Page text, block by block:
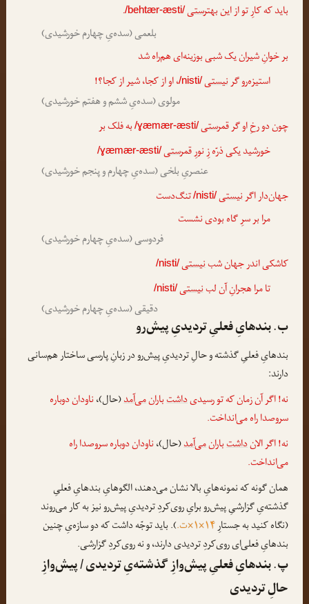
باید که کارِ تو از این بهترستی/behtær-æsti/
.
بلعمی (سده‌یِ چهارم خورشیدی)
بر خوانِ شیران یک شبی بوزینه‌ای هم‌راه شد
استیزه‌رو گرنیستی /nisti/، او از کجا، شیر از کجا؟!
مولوی (سده‌یِ ششم و هفتم خورشیدی)
چون دو رخِ او گر قمرستی/ɣæmær-æsti/به فلک بر
خورشید یکی ذرّه زِ نورِ قمرستی /ɣæmær-æsti/
عنصریِ بلخی (سده‌یِ چهارم و پنجم خورشیدی)
جهان‌دار اگرنیستی/nisti/تنگ‌دست
مرا بر سرِ گاه بودی نشست
فردوسی (سده‌یِ چهارم خورشیدی)
کاشکی اندر جهان شبنیستی/nisti/
تا مرا هجرانِ آن لبنیستی /nisti/
دقیقی (سده‌یِ چهارم خورشیدی)
ب. بندهایِ فعلیِ تردیدیِ پیش‌رو
بندهایِ فعلیِ گذشته و حالِ تردیدیِ پیش‌رو در زبانِ پارسی ساختار هم‌سانی
دارند:
نه! اگر آن زمان که تو رسیدیداشتبارانمی‌آمد(حال)،ناودان دوباره
سروصدا راه می‌انداخت.
نه! اگر الانداشتبارانمی‌آمد(حال)،ناودان دوباره سروصدا راه
می‌انداخت.
همان گونه که نمونه‌هایِ بالا نشان می‌دهند، الگوهایِ بندهایِ فعلیِ
گذشته‌یِ گزارشیِ پیش‌رو برایِ روی‌کردِ تردیدیِ پیش‌رو نیز به کار می‌روند
(نگاه کنید به جستارِ۱۴×۱×ت.
). باید توجّه داشت که دو سازه‌یِ چنین
بندهایِ فعلی‌ای روی‌کردِ تردیدی دارند، و نه روی‌کردِ گزارشی.
پ. بندهایِ فعلیِ پیش‌وازِ گذشته‌یِ تردیدی / پیش‌وازِ
حالِ تردیدی